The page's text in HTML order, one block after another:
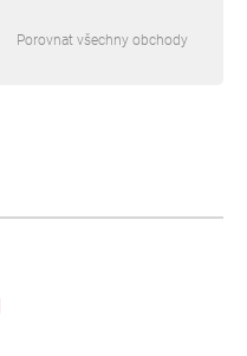
Porovnat všechny obchody